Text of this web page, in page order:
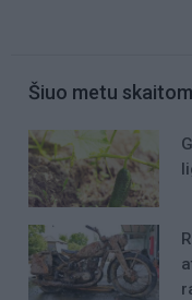
Šiuo metu